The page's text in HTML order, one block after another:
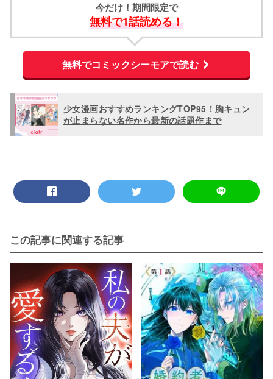
今だけ！期間限定で
無料で1話読める！
無料でコミックシーモアで読む
少女漫画おすすめランキングTOP95！胸キュン
が止まらない名作から最新の話題作まで
この記事に関連する記事